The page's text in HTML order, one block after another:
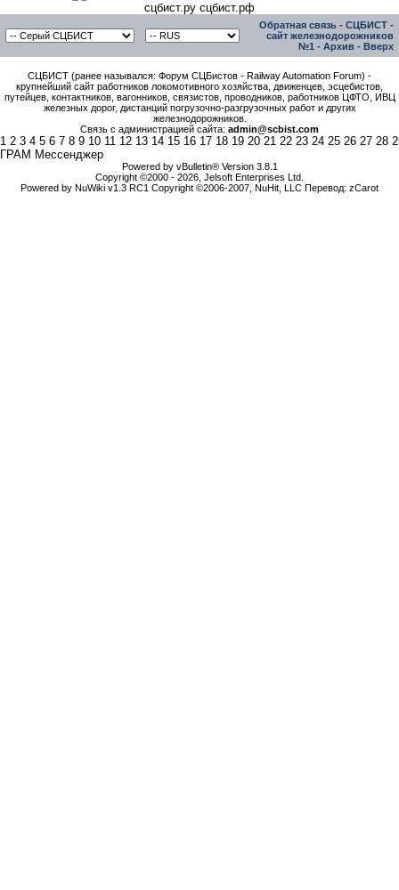
сцбист.ру сцбист.рф
Обратная связь - СЦБИСТ -
сайт железнодорожников
№1 - Архив - Вверх
СЦБИСТ (ранее назывался: Форум СЦБистов - Railway Automation Forum) -
крупнейший сайт работников локомотивного хозяйства, движенцев, эсцебистов,
путейцев, контактников, вагонников, связистов, проводников, работников ЦФТО, ИВЦ
железных дорог, дистанций погрузочно-разгрузочных работ и других
железнодорожников.
Связь с администрацией сайта: admin@scbist.com
1 2 3 4 5 6 7 8 9 10 11 12 13 14 15 16 17 18 19 20 21 22 23 24 25 26 27 28
ГРАМ Мессенджер
Powered by vBulletin® Version 3.8.1
Copyright ©2000 - 2026, Jelsoft Enterprises Ltd.
Powered by NuWiki v1.3 RC1 Copyright ©2006-2007, NuHit, LLC Перевод: zCarot